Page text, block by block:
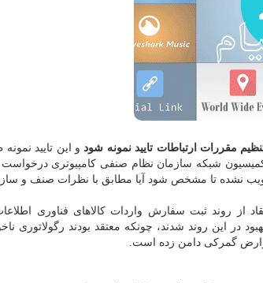
مقررات ارتباطات تایید نمونه شودو این تایید نمونه
اعضای کمیسیون شبکه سازمان نظام صنفی کامپیوتری
تصویب نشده تا مشخص شود آیا مطابق با نظرات صنف و
از روند ثبت سفارش واردات کالاهای فناوری
در این روند شدند، چونکه معتقد بودند رگولاتوری
گمرکی دامن زده است.